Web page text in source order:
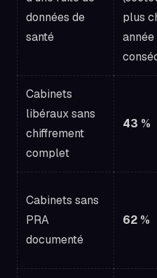
données de
santé
plus
année
Cabinets
libéraux sans
chiffrement
complet
43 %
Cabinets sans
PRA
documenté
62 %